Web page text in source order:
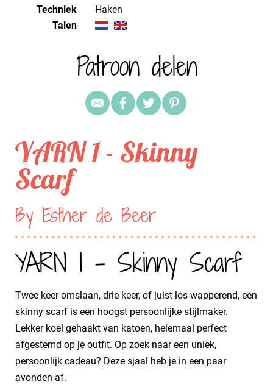
Techniek
haken
Talen
Patroon delen
YARN 1 - Skinny
Scarf
By Esther de Beer
YARN 1 - Skinny Scarf
Twee keer omslaan, drie keer, of juist los wapperend, een
skinny scarf is een hoogst persoonlijke stijlmaker.
Lekker koel gehaakt van katoen, helemaal perfect
afgestemd op je outfit. Op zoek naar een uniek,
persoonlijk cadeau? Deze sjaal heb je in een paar
avonden af.